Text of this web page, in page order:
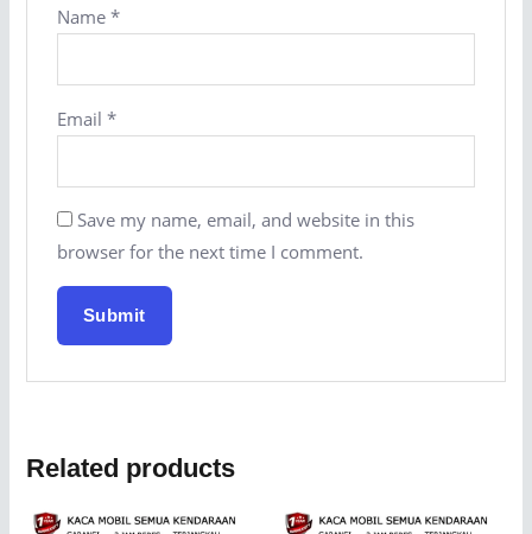
Name *
Email *
Save my name, email, and website in this
browser for the next time I comment.
Related products